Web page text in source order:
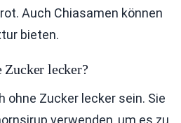
Auch Chiasamen können
bieten.
Zucker lecker?
ohne Zucker lecker sein. Sie
verwenden, um es zu